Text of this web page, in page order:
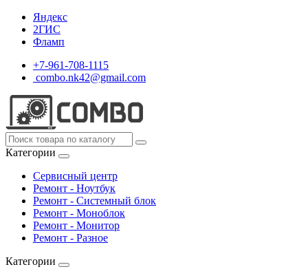
Яндекс
2ГИС
Фламп
+7-961-708-1115
combo.nk42@gmail.com
Категории
Сервисный центр
Ремонт - Ноутбук
Ремонт - Системный блок
Ремонт - Моноблок
Ремонт - Монитор
Ремонт - Разное
Категории